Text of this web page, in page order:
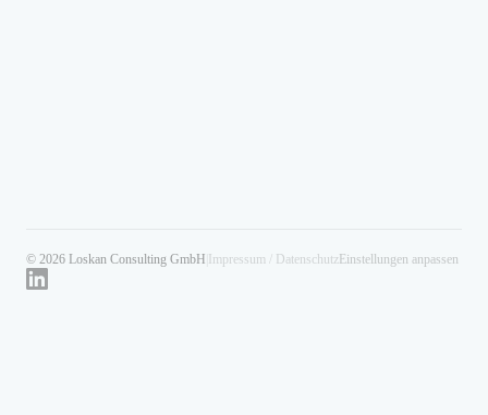
© 2026 Loskan Consulting GmbH Impressum / Datenschutz Einstellungen anpassen